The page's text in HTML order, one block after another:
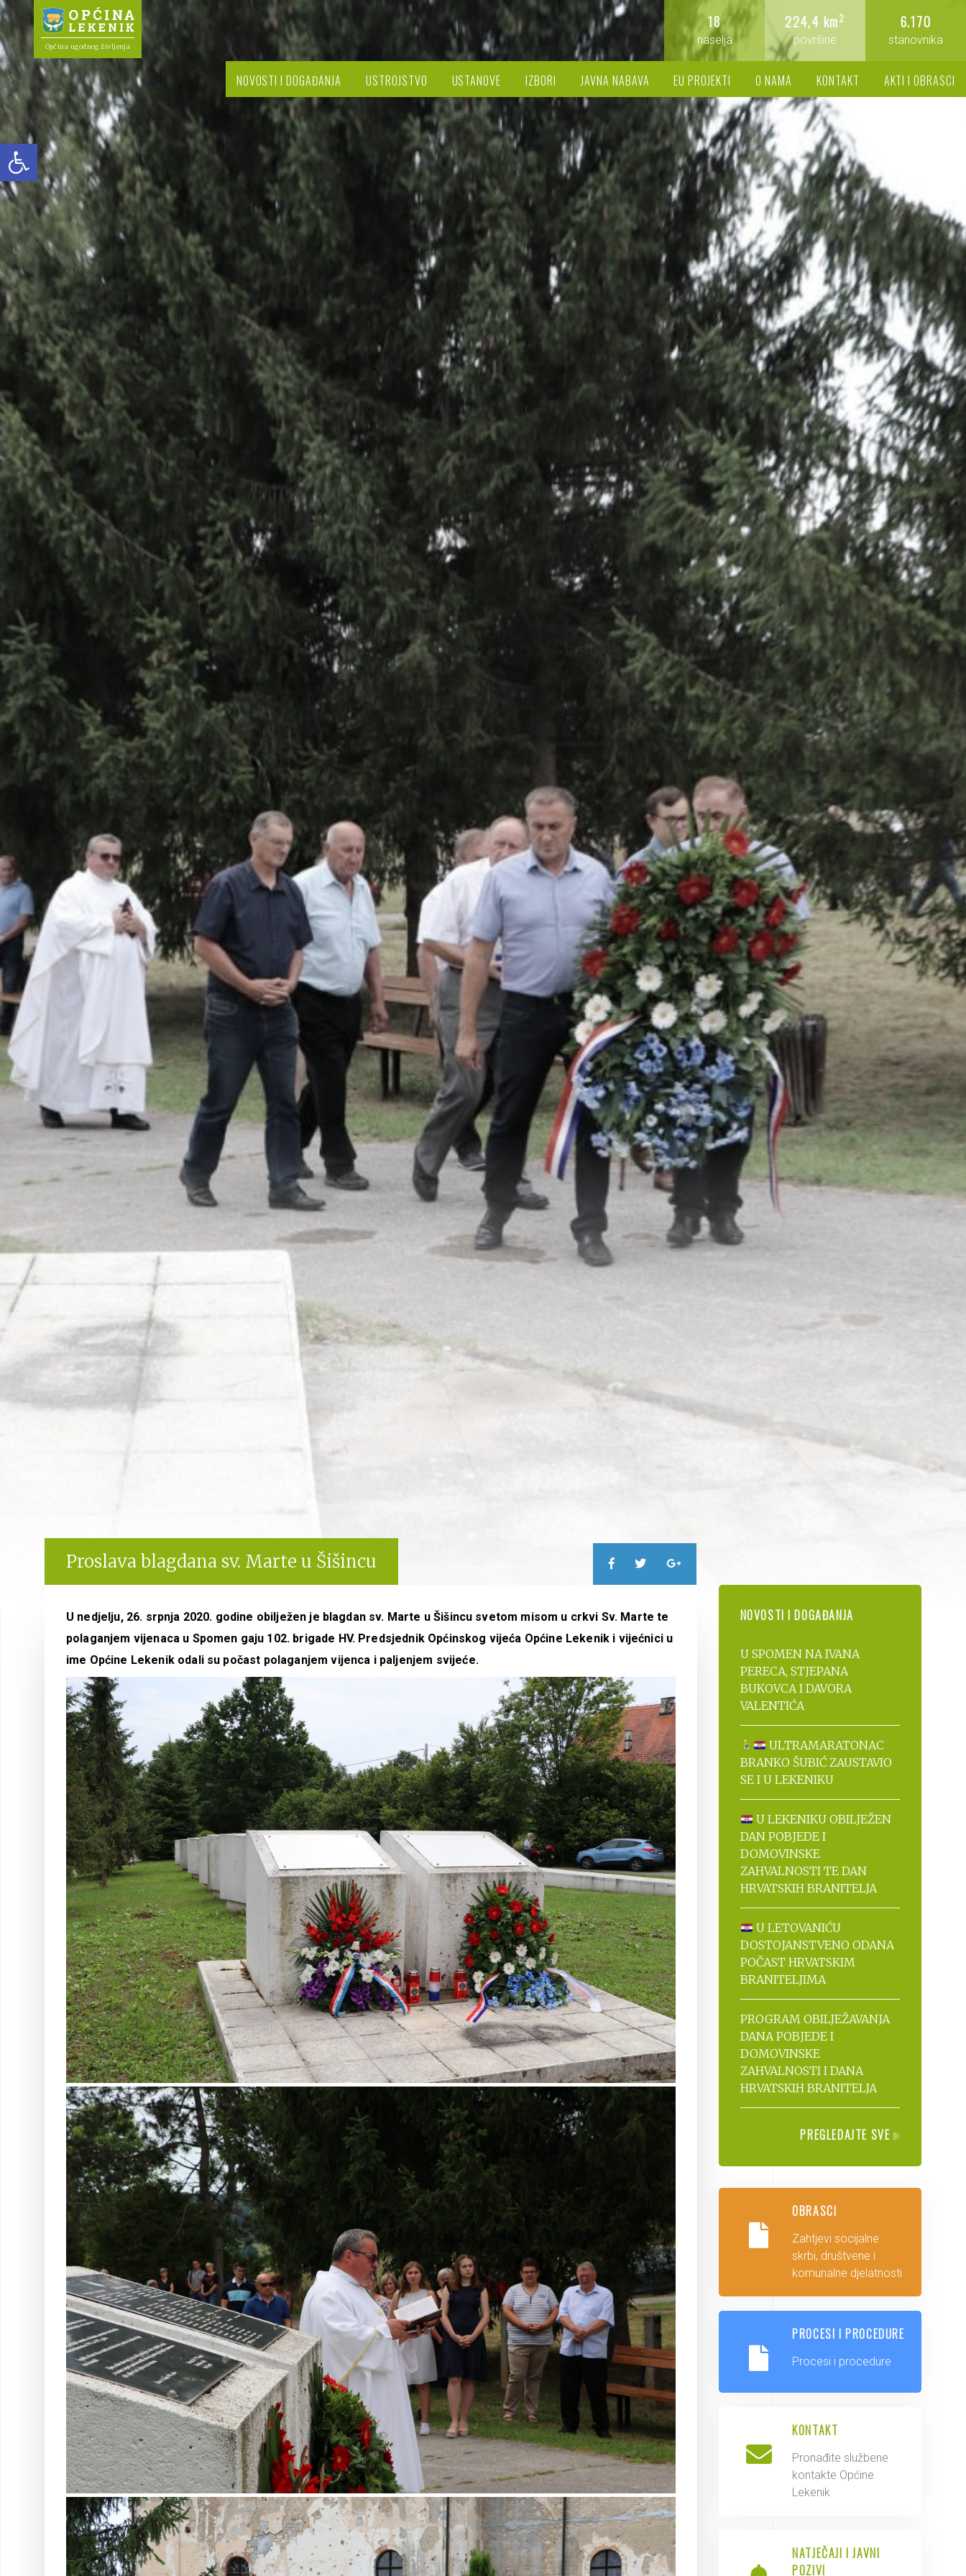
Open toolbar
Općina ugodnog življenja
6.170
stanovnika
224,4 km2
površine
18
naselja
NOVOSTI I DOGAĐANJA USTROJSTVO USTANOVE IZBORI JAVNA NABAVA EU PROJEKTI O NAMA KONTAKT AKTI I OBRASCI
Proslava blagdana sv. Marte u Šišincu
U nedjelju, 26. srpnja 2020. godine obilježen je blagdan sv. Marte u Šišincu svetom misom u crkvi Sv. Marte te
polaganjem vijenaca u Spomen gaju 102. brigade HV. Predsjednik Općinskog vijeća Općine Lekenik i vijećnici u
ime Općine Lekenik odali su počast polaganjem vijenca i paljenjem svijeće.
NOVOSTI I DOGAĐANJA
U SPOMEN NA IVANA
PERECA, STJEPANA
BUKOVCA I DAVORA
VALENTIĆA
ULTRAMARATONAC
BRANKO ŠUBIĆ ZAUSTAVIO
SE I U LEKENIKU
U LEKENIKU OBILJEŽEN
DAN POBJEDE I
DOMOVINSKE
ZAHVALNOSTI TE DAN
HRVATSKIH BRANITELJA
U LETOVANIĆU
DOSTOJANSTVENO ODANA
POČAST HRVATSKIM
BRANITELJIMA
PROGRAM OBILJEŽAVANJA
DANA POBJEDE I
DOMOVINSKE
ZAHVALNOSTI I DANA
HRVATSKIH BRANITELJA
PREGLEDAJTE SVE
OBRASCI
Zahtjevi socijalne
skrbi, društvene i
komunalne djelatnosti
PROCESI I PROCEDURE
Procesi i procedure
KONTAKT
Pronađite službene
kontakte Općine
Lekenik
NATJEČAJI I JAVNI
POZIVI